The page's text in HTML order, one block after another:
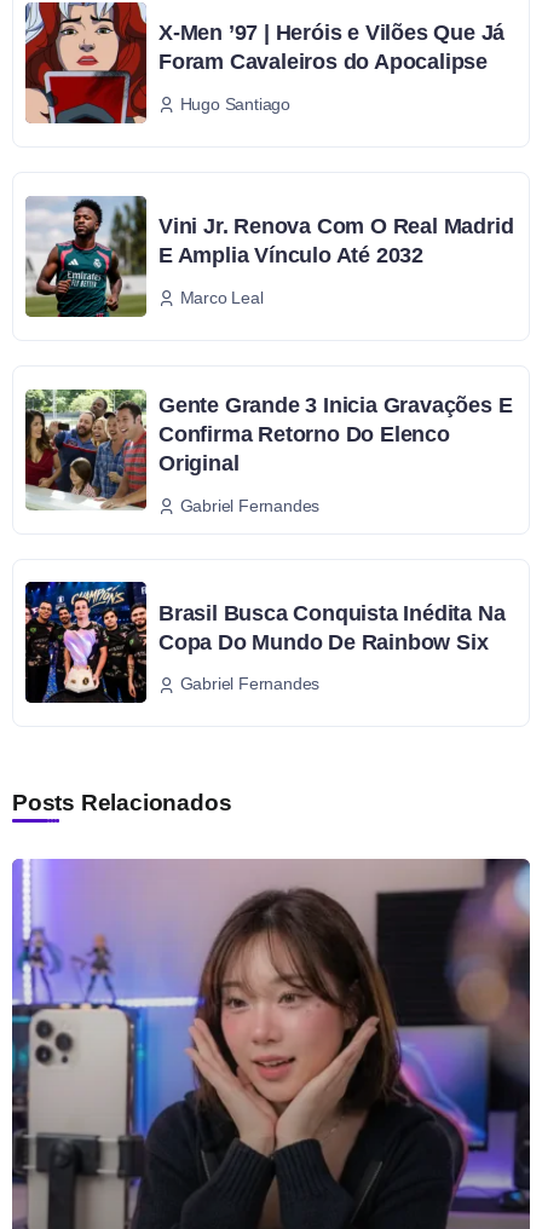
X-Men ’97 | Heróis e Vilões Que Já
Foram Cavaleiros do Apocalipse
Hugo Santiago
Vini Jr. Renova Com O Real Madrid
E Amplia Vínculo Até 2032
Marco Leal
Gente Grande 3 Inicia Gravações E
Confirma Retorno Do Elenco
Original
Gabriel Fernandes
Brasil Busca Conquista Inédita Na
Copa Do Mundo De Rainbow Six
Gabriel Fernandes
Posts Relacionados